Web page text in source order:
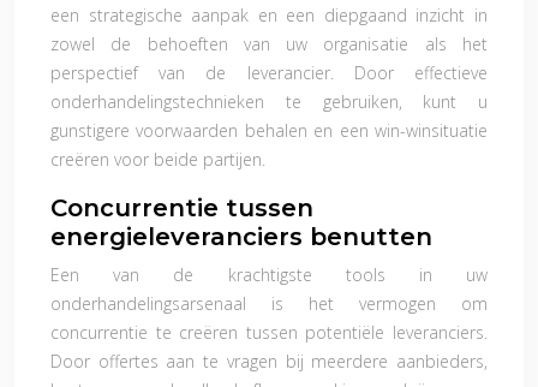
een strategische aanpak en een diepgaand inzicht in
zowel de behoeften van uw organisatie als het
perspectief van de leverancier. Door effectieve
onderhandelingstechnieken te gebruiken, kunt u
gunstigere voorwaarden behalen en een win-winsituatie
creëren voor beide partijen.
Concurrentie tussen
energieleveranciers benutten
Een van de krachtigste tools in uw
onderhandelingsarsenaal is het vermogen om
concurrentie te creëren tussen potentiële leveranciers.
Door offertes aan te vragen bij meerdere aanbieders,